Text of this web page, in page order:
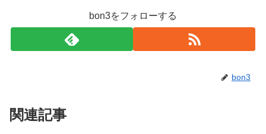
bon3をフォローする
bon3
関連記事